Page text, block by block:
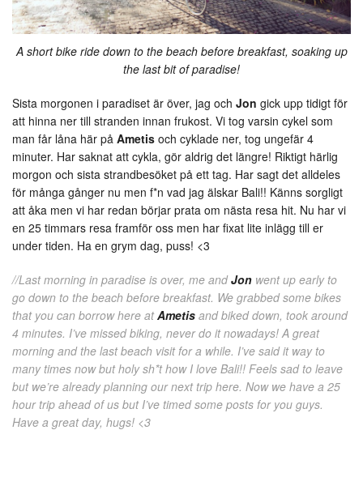
A short bike ride down to the beach before breakfast, soaking up
the last bit of paradise!
Sista morgonen i paradiset är över, jag och Jon gick upp tidigt för
att hinna ner till stranden innan frukost. Vi tog varsin cykel som
man får låna här på Ametis och cyklade ner, tog ungefär 4
minuter. Har saknat att cykla, gör aldrig det längre! Riktigt härlig
morgon och sista strandbesöket på ett tag. Har sagt det alldeles
för många gånger nu men f*n vad jag älskar Bali!! Känns sorgligt
att åka men vi har redan börjar prata om nästa resa hit. Nu har vi
en 25 timmars resa framför oss men har fixat lite inlägg till er
under tiden. Ha en grym dag, puss! <3
//Last morning in paradise is over, me andJon went up early to
go down to the beach before breakfast. We grabbed some bikes
that you can borrow here atAmetis and biked down, took around
4 minutes. I’ve missed biking, never do it nowadays! A great
morning and the last beach visit for a while. I’ve said it way to
many times now but holy sh*t how I love Bali!! Feels sad to leave
but we’re already planning our next trip here. Now we have a 25
hour trip ahead of us but I’ve timed some posts for you guys.
Have a great day, hugs! <3